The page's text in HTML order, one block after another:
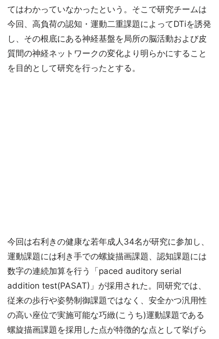
てはわかっていなかったという。そこで研究チームは
今回、高負荷の認知・運動二重課題によってDTiを誘発
し、その根底にある神経基盤を局所の脳活動および皮
質間の神経ネットワークの変化より明らかにすること
を目的として研究を行ったとする。
今回は右利きの健康な若年成人34名が研究に参加し、
運動課題には利き手での螺旋描画課題、認知課題には
数字の連続加算を行う「paced auditory serial
addition test(PASAT)」が採用された。同研究では、
従来の歩行や姿勢制御課題ではなく、安全かつ汎用性
の高い座位で実施可能な巧緻(こうち)運動課題である
螺旋描画課題を採用した点が特徴的な点として挙げら